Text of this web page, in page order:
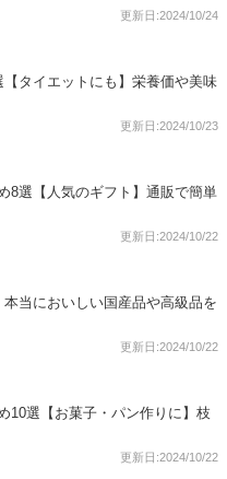
更新日:2024/10/24
タイエットにも】栄養価や美味
更新日:2024/10/23
8選【人気のギフト】通販で簡単
更新日:2024/10/22
当においしい国産品や高級品を
更新日:2024/10/22
10選【お菓子・パン作りに】枝
更新日:2024/10/22